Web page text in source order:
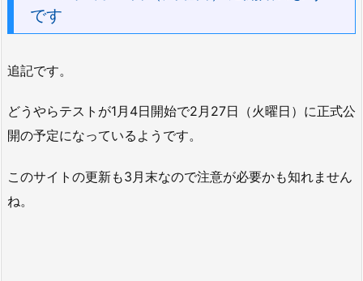
です
追記です。
どうやらテストが1月4日開始で2月27日（火曜日）に正式公
開の予定になっているようです。
このサイトの更新も3月末なので注意が必要かも知れません
ね。